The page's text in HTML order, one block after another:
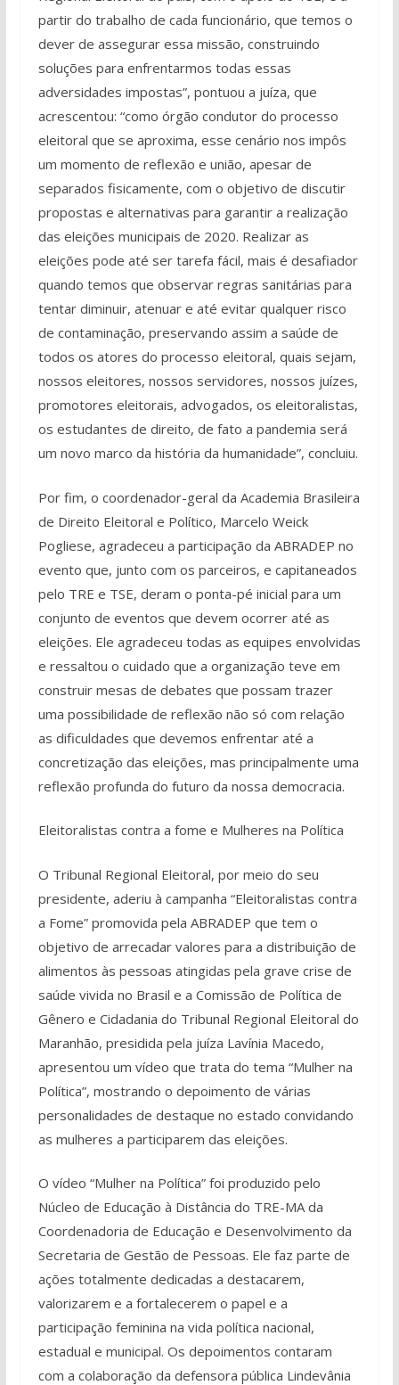
partir do trabalho de cada funcionário, que temos o
dever de assegurar essa missão, construindo
soluções para enfrentarmos todas essas
adversidades impostas”, pontuou a juíza, que
acrescentou: “como órgão condutor do processo
eleitoral que se aproxima, esse cenário nos impôs
um momento de reflexão e união, apesar de
separados fisicamente, com o objetivo de discutir
propostas e alternativas para garantir a realização
das eleições municipais de 2020. Realizar as
eleições pode até ser tarefa fácil, mais é desafiador
quando temos que observar regras sanitárias para
tentar diminuir, atenuar e até evitar qualquer risco
de contaminação, preservando assim a saúde de
todos os atores do processo eleitoral, quais sejam,
nossos eleitores, nossos servidores, nossos juízes,
promotores eleitorais, advogados, os eleitoralistas,
os estudantes de direito, de fato a pandemia será
um novo marco da história da humanidade”, concluiu.
Por fim, o coordenador-geral da Academia Brasileira
de Direito Eleitoral e Político, Marcelo Weick
Pogliese, agradeceu a participação da ABRADEP no
evento que, junto com os parceiros, e capitaneados
pelo TRE e TSE, deram o ponta-pé inicial para um
conjunto de eventos que devem ocorrer até as
eleições. Ele agradeceu todas as equipes envolvidas
e ressaltou o cuidado que a organização teve em
construir mesas de debates que possam trazer
uma possibilidade de reflexão não só com relação
as dificuldades que devemos enfrentar até a
concretização das eleições, mas principalmente uma
reflexão profunda do futuro da nossa democracia.
Eleitoralistas contra a fome e Mulheres na Política
O Tribunal Regional Eleitoral, por meio do seu
presidente, aderiu à campanha “Eleitoralistas contra
a Fome” promovida pela ABRADEP que tem o
objetivo de arrecadar valores para a distribuição de
alimentos às pessoas atingidas pela grave crise de
saúde vivida no Brasil e a Comissão de Política de
Gênero e Cidadania do Tribunal Regional Eleitoral do
Maranhão, presidida pela juíza Lavínia Macedo,
apresentou um vídeo que trata do tema “Mulher na
Política”, mostrando o depoimento de várias
personalidades de destaque no estado convidando
as mulheres a participarem das eleições.
O vídeo “Mulher na Política” foi produzido pelo
Núcleo de Educação à Distância do TRE-MA da
Coordenadoria de Educação e Desenvolvimento da
Secretaria de Gestão de Pessoas. Ele faz parte de
ações totalmente dedicadas a destacarem,
valorizarem e a fortalecerem o papel e a
participação feminina na vida política nacional,
estadual e municipal. Os depoimentos contaram
com a colaboração da defensora pública Lindevânia